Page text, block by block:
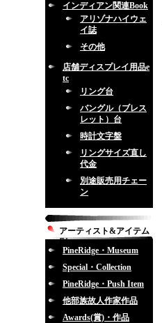
インディアン関連Book
アリゾナハイウェ
イ誌
その他
店舗ディスプレイ用品e
tc
リング台
バングル（ブレス
レット）台
時計文字盤
リングサイズ直し
代金
別途販売用チェー
ン
アーティスト&アイテム
別
PineRidge・Museum
Special・Collection
PineRidge・Push Item
他部族故人作家作品
Awards(賞)・作品